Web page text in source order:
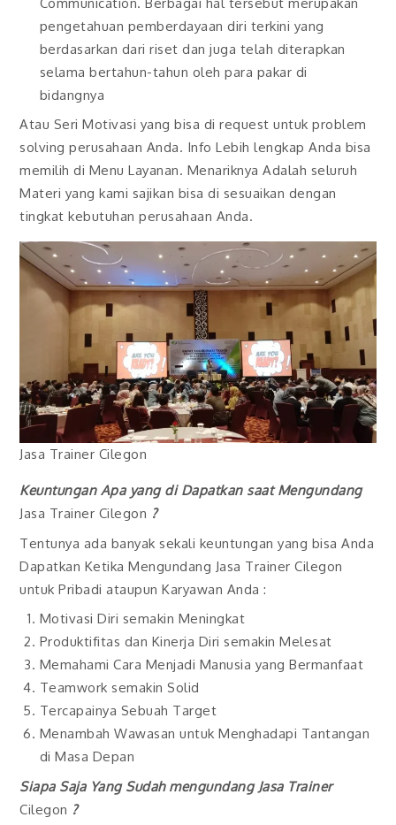
pengetahuan pemberdayaan diri terkini yang
berdasarkan dari riset dan juga telah diterapkan
selama bertahun-tahun oleh para pakar di
bidangnya
Atau Seri Motivasi yang bisa di request untuk problem
solving perusahaan Anda. Info Lebih lengkap Anda bisa
memilih di Menu Layanan. Menariknya Adalah seluruh
Materi yang kami sajikan bisa di sesuaikan dengan
tingkat kebutuhan perusahaan Anda.
Jasa Trainer Cilegon
Keuntungan Apa yang di Dapatkan saat Mengundang
Jasa Trainer Cilegon ?
Tentunya ada banyak sekali keuntungan yang bisa Anda
Dapatkan Ketika Mengundang Jasa Trainer Cilegon
untuk Pribadi ataupun Karyawan Anda :
Motivasi Diri semakin Meningkat
Produktifitas dan Kinerja Diri semakin Melesat
Memahami Cara Menjadi Manusia yang Bermanfaat
Teamwork semakin Solid
Tercapainya Sebuah Target
Menambah Wawasan untuk Menghadapi Tantangan
di Masa Depan
Siapa Saja Yang Sudah mengundang Jasa Trainer
Cilegon ?